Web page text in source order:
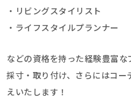
・リビングスタイリスト
・ライフスタイルプランナー
などの資格を持った経験豊富な
採寸・取り付け、さらにはコー
えいたします！